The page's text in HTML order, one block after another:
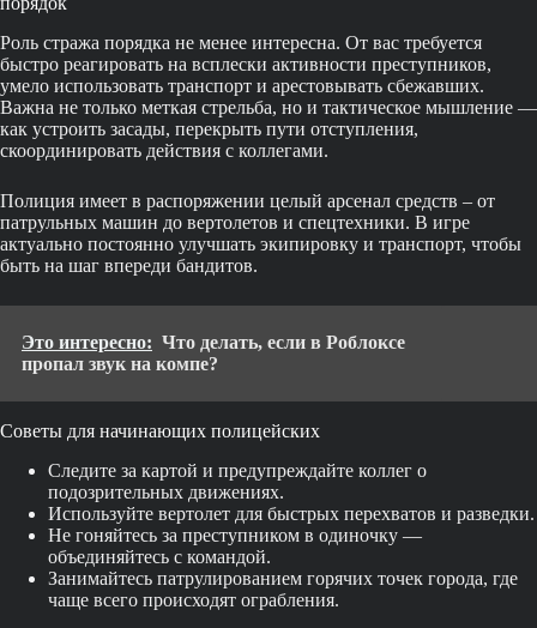
Роль стража порядка не менее интересна. От вас требуется
быстро реагировать на всплески активности преступников,
умело использовать транспорт и арестовывать сбежавших.
Важна не только меткая стрельба, но и тактическое мышление —
как устроить засады, перекрыть пути отступления,
скоординировать действия с коллегами.
Полиция имеет в распоряжении целый арсенал средств – от
патрульных машин до вертолетов и спецтехники. В игре
актуально постоянно улучшать экипировку и транспорт, чтобы
быть на шаг впереди бандитов.
Это интересно: Что делать, если в Роблоксе
пропал звук на компе?
Советы для начинающих полицейских
Следите за картой и предупреждайте коллег о
подозрительных движениях.
Используйте вертолет для быстрых перехватов и разведки.
Не гоняйтесь за преступником в одиночку —
объединяйтесь с командой.
Занимайтесь патрулированием горячих точек города, где
чаще всего происходят ограбления.